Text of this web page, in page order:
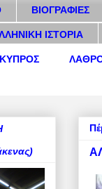
ΒΙΟΓΡΑΦΙΕΣ
ΙΣΤΟΡΙΑ
ΚΥΠΡΟΣ